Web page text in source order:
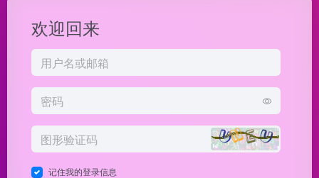
欢迎回来
记住我的登录信息